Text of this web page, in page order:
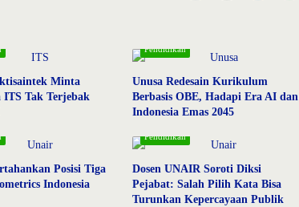
Minta
ITS Tak Terjebak
Pendidikan
Unusa Redesain Kurikulum
Berbasis OBE, Hadapi Era AI dan
Indonesia Emas 2045
Posisi Tiga
Indonesia
Pendidikan
Dosen UNAIR Soroti Diksi
Pejabat: Salah Pilih Kata Bisa
Turunkan Kepercayaan Publik